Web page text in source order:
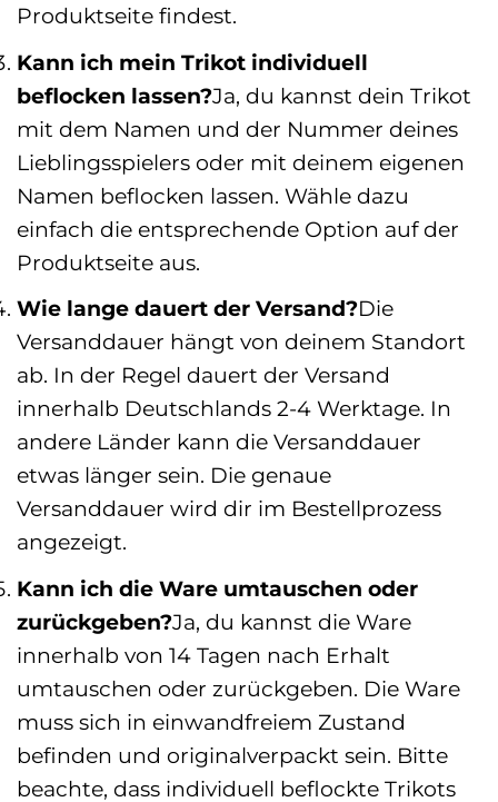
Produktseite findest.
Kann ich mein Trikot individuell
beflocken lassen?Ja, du kannst dein Trikot
mit dem Namen und der Nummer deines
Lieblingsspielers oder mit deinem eigenen
Namen beflocken lassen. Wähle dazu
einfach die entsprechende Option auf der
Produktseite aus.
Wie lange dauert der Versand?Die
Versanddauer hängt von deinem Standort
ab. In der Regel dauert der Versand
innerhalb Deutschlands 2-4 Werktage. In
andere Länder kann die Versanddauer
etwas länger sein. Die genaue
Versanddauer wird dir im Bestellprozess
angezeigt.
Kann ich die Ware umtauschen oder
zurückgeben?Ja, du kannst die Ware
innerhalb von 14 Tagen nach Erhalt
umtauschen oder zurückgeben. Die Ware
muss sich in einwandfreiem Zustand
befinden und originalverpackt sein. Bitte
beachte, dass individuell beflockte Trikots